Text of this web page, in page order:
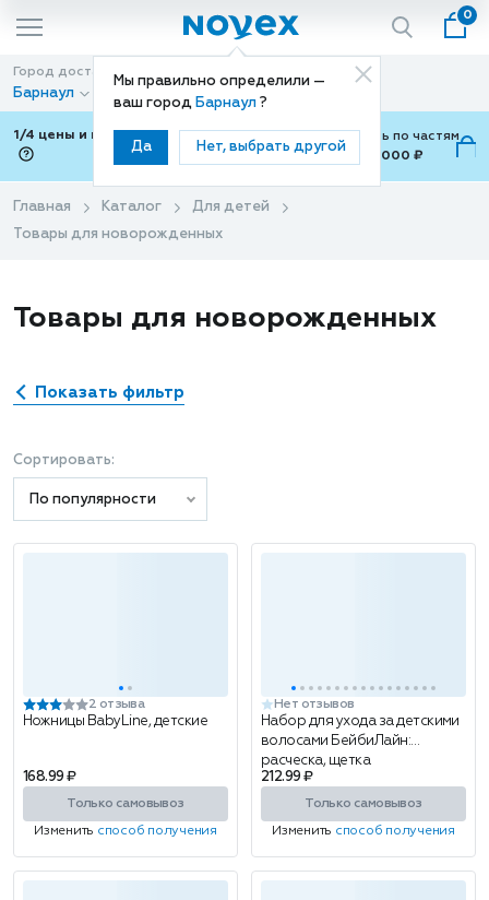
Мы правильно определили —
ваш город Барнаул ?
Да Нет, выбрать другой
0
Город доставки
Барнаул
Способ доставки
Доставка
1/4 цены и покупки ваши с Подели
Можно оплатить по частям
от 700 ₽ до 15,000 ₽
Главная Каталог
Для детей
Товары для новорожденных
Товары для новорожденных
Показать фильтр
Сортировать:
По популярности
2 отзыва
Ножницы BabyLine, детские
168.99 ₽
Только самовывоз
Изменить способ получения
Нет отзывов
Набор для ухода за детскими
волосами БейбиЛайн:
расческа, щетка
212.99 ₽
Только самовывоз
Изменить способ получения